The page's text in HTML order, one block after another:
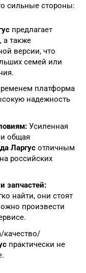
сильные стороны:
предлагает
а также
версии, что
семей или
платформа
надежность
Усиленная
общая
Ларгус отличным
российских
запчастей:
найти, они стоят
произвести
практически не